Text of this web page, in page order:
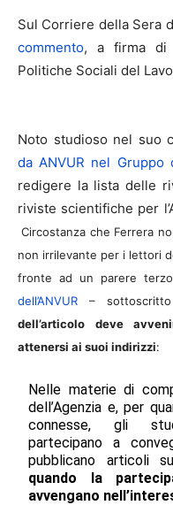
Sul Corriere della Sera
commento, a firma di
Politiche Sociali del
Noto studioso nel suo
da ANVUR nel
redigere la lista delle
riviste scientifiche per
Circostanza che Ferrera
non irrilevante per i lettori
fronte ad un parere
dell’ANVUR –
dell’articolo deve
attenersi ai suoi indirizzi:
Nelle materie di
dell’Agenzia e, per
connesse, gli
partecipano a
pubblicano articoli
quando la
avvengano